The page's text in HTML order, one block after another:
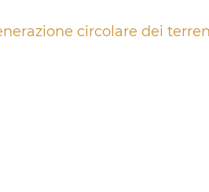
circolare dei